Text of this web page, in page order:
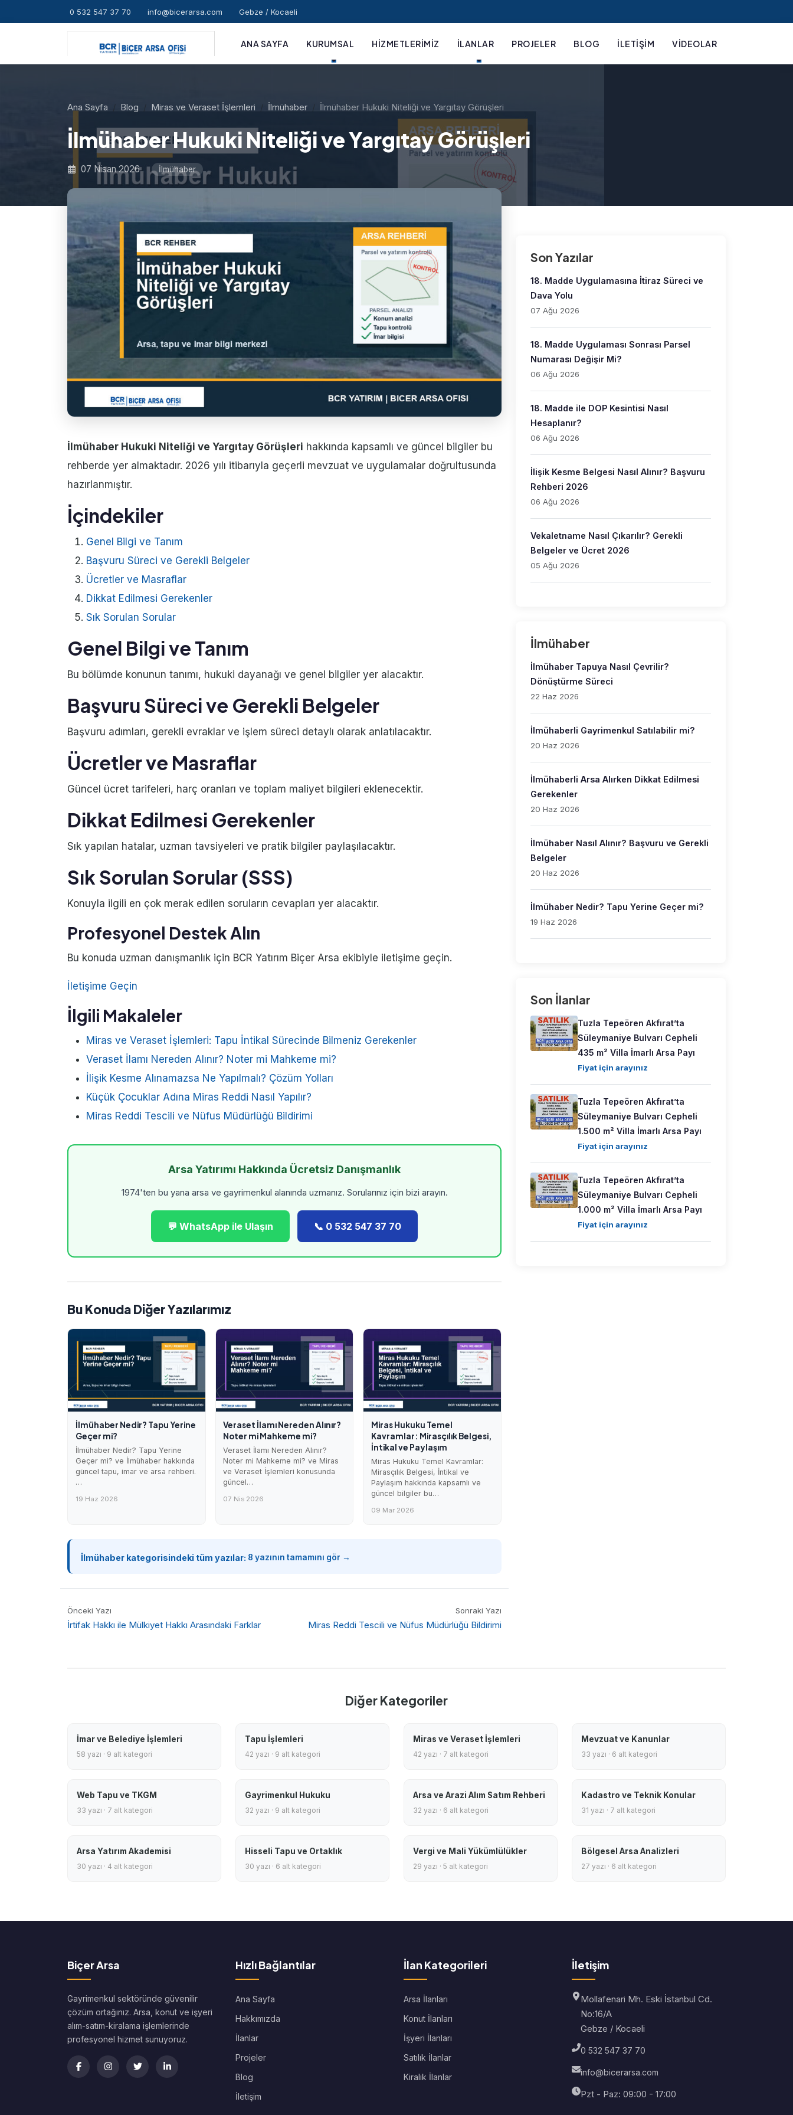
0 532 547 37 70 info@bicerarsa.com Gebze / Kocaeli
ANA SAYFA KURUMSAL HIZMETLERIMIZ İLANLAR PROJELER BLOG İLETIŞIM VIDEOLAR
Ana Sayfa Blog Miras ve Veraset İşlemleri İlmühaber İlmühaber Hukuki Niteliği ve Yargıtay Görüşleri
İlmühaber Hukuki Niteliği ve Yargıtay Görüşleri
07 Nisan 2026 İlmühaber
İlmühaber Hukuki Niteliği ve Yargıtay Görüşleri hakkında kapsamlı ve güncel bilgiler bu
rehberde yer almaktadır. 2026 yılı itibarıyla geçerli mevzuat ve uygulamalar doğrultusunda
hazırlanmıştır.
İçindekiler
Genel Bilgi ve Tanım
Başvuru Süreci ve Gerekli Belgeler
Ücretler ve Masraflar
Dikkat Edilmesi Gerekenler
Sık Sorulan Sorular
Genel Bilgi ve Tanım
Bu bölümde konunun tanımı, hukuki dayanağı ve genel bilgiler yer alacaktır.
Başvuru Süreci ve Gerekli Belgeler
Başvuru adımları, gerekli evraklar ve işlem süreci detaylı olarak anlatılacaktır.
Ücretler ve Masraflar
Güncel ücret tarifeleri, harç oranları ve toplam maliyet bilgileri eklenecektir.
Dikkat Edilmesi Gerekenler
Sık yapılan hatalar, uzman tavsiyeleri ve pratik bilgiler paylaşılacaktır.
Sık Sorulan Sorular (SSS)
Konuyla ilgili en çok merak edilen soruların cevapları yer alacaktır.
Profesyonel Destek Alın
Bu konuda uzman danışmanlık için BCR Yatırım Biçer Arsa ekibiyle iletişime geçin.
İletişime Geçin
İlgili Makaleler
Miras ve Veraset İşlemleri: Tapu İntikal Sürecinde Bilmeniz Gerekenler
Veraset İlamı Nereden Alınır? Noter mi Mahkeme mi?
İlişik Kesme Alınamazsa Ne Yapılmalı? Çözüm Yolları
Küçük Çocuklar Adına Miras Reddi Nasıl Yapılır?
Miras Reddi Tescili ve Nüfus Müdürlüğü Bildirimi
Arsa Yatırımı Hakkında Ücretsiz Danışmanlık
1974'ten bu yana arsa ve gayrimenkul alanında uzmanız. Sorularınız için bizi arayın.
💬 WhatsApp ile Ulaşın 📞 0 532 547 37 70
Bu Konuda Diğer Yazılarımız
İlmühaber Nedir? Tapu Yerine
Geçer mi?
İlmühaber Nedir? Tapu Yerine
Geçer mi? ve İlmühaber hakkında
güncel tapu, imar ve arsa rehberi.
…
19 Haz 2026
Veraset İlamı Nereden Alınır?
Noter mi Mahkeme mi?
Veraset İlamı Nereden Alınır?
Noter mi Mahkeme mi? ve Miras
ve Veraset İşlemleri konusunda
güncel…
07 Nis 2026
Miras Hukuku Temel
Kavramlar: Mirasçılık Belgesi,
İntikal ve Paylaşım
Miras Hukuku Temel Kavramlar:
Mirasçılık Belgesi, İntikal ve
Paylaşım hakkında kapsamlı ve
güncel bilgiler bu…
09 Mar 2026
İlmühaber kategorisindeki tüm yazılar: 8 yazının tamamını gör →
Önceki Yazı
İrtifak Hakkı ile Mülkiyet Hakkı Arasındaki Farklar
Sonraki Yazı
Miras Reddi Tescili ve Nüfus Müdürlüğü Bildirimi
Son Yazılar
18. Madde Uygulamasına İtiraz Süreci ve
Dava Yolu
07 Ağu 2026
18. Madde Uygulaması Sonrası Parsel
Numarası Değişir Mi?
06 Ağu 2026
18. Madde ile DOP Kesintisi Nasıl
Hesaplanır?
06 Ağu 2026
İlişik Kesme Belgesi Nasıl Alınır? Başvuru
Rehberi 2026
06 Ağu 2026
Vekaletname Nasıl Çıkarılır? Gerekli
Belgeler ve Ücret 2026
05 Ağu 2026
İlmühaber
İlmühaber Tapuya Nasıl Çevrilir?
Dönüştürme Süreci
22 Haz 2026
İlmühaberli Gayrimenkul Satılabilir mi?
20 Haz 2026
İlmühaberli Arsa Alırken Dikkat Edilmesi
Gerekenler
20 Haz 2026
İlmühaber Nasıl Alınır? Başvuru ve Gerekli
Belgeler
20 Haz 2026
İlmühaber Nedir? Tapu Yerine Geçer mi?
19 Haz 2026
Son İlanlar
Tuzla Tepeören Akfırat’ta
Süleymaniye Bulvarı Cepheli
435 m² Villa İmarlı Arsa Payı
Fiyat için arayınız
Tuzla Tepeören Akfırat’ta
Süleymaniye Bulvarı Cepheli
1.500 m² Villa İmarlı Arsa Payı
Fiyat için arayınız
Tuzla Tepeören Akfırat’ta
Süleymaniye Bulvarı Cepheli
1.000 m² Villa İmarlı Arsa Payı
Fiyat için arayınız
Diğer Kategoriler
İmar ve Belediye İşlemleri
58 yazı · 9 alt kategori
Tapu İşlemleri
42 yazı · 9 alt kategori
Miras ve Veraset İşlemleri
42 yazı · 7 alt kategori
Mevzuat ve Kanunlar
33 yazı · 6 alt kategori
Web Tapu ve TKGM
33 yazı · 7 alt kategori
Gayrimenkul Hukuku
32 yazı · 9 alt kategori
Arsa ve Arazi Alım Satım Rehberi
32 yazı · 6 alt kategori
Kadastro ve Teknik Konular
31 yazı · 7 alt kategori
Arsa Yatırım Akademisi
30 yazı · 4 alt kategori
Hisseli Tapu ve Ortaklık
30 yazı · 6 alt kategori
Vergi ve Mali Yükümlülükler
29 yazı · 5 alt kategori
Bölgesel Arsa Analizleri
27 yazı · 6 alt kategori
Biçer Arsa
Gayrimenkul sektöründe güvenilir
çözüm ortağınız. Arsa, konut ve işyeri
alım-satım-kiralama işlemlerinde
profesyonel hizmet sunuyoruz.
Hızlı Bağlantılar
Ana Sayfa
Hakkımızda
İlanlar
Projeler
Blog
İletişim
İlan Kategorileri
Arsa İlanları
Konut İlanları
İşyeri İlanları
Satılık İlanlar
Kiralık İlanlar
İletişim
Mollafenari Mh. Eski İstanbul Cd.
No:16/A
Gebze / Kocaeli
0 532 547 37 70
info@bicerarsa.com
Pzt - Paz: 09:00 - 17:00